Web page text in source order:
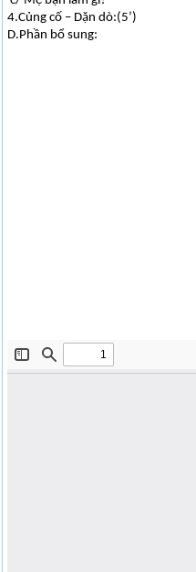
4.Củng cố – Dặn dò:(5’)
D.Phần bổ sung: